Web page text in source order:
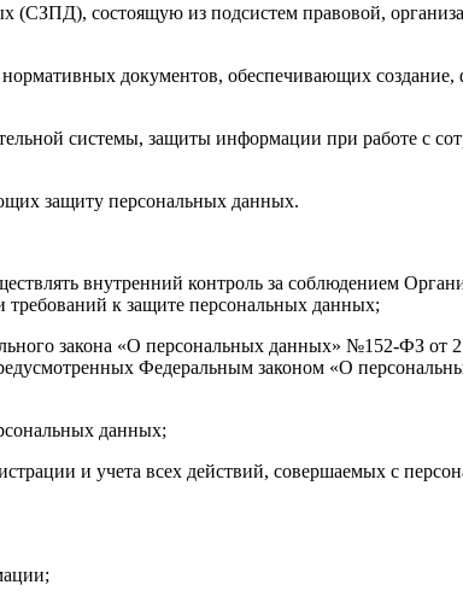
(СЗПД), состоящую из подсистем правовой,
документов, обеспечивающих
системы, защиты информации при работе с
защиту персональных данных.
внутренний контроль за соблюдением
к защите персональных данных;
закона «О персональных данных» №152-ФЗ от
Федеральным законом «О
данных;
и учета всех действий, совершаемых с